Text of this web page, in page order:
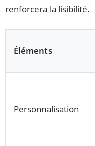
renforcera la lisibilité.
Éléments
Personnalisation